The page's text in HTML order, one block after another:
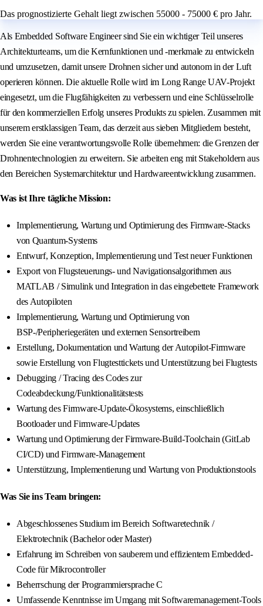
Das prognostizierte Gehalt liegt zwischen 55000 - 75000 € pro Jahr.
Als Embedded Software Engineer sind Sie ein wichtiger Teil unseres
Architekturteams, um die Kernfunktionen und -merkmale zu entwickeln
und umzusetzen, damit unsere Drohnen sicher und autonom in der Luft
operieren können. Die aktuelle Rolle wird im Long Range UAV-Projekt
eingesetzt, um die Flugfähigkeiten zu verbessern und eine Schlüsselrolle
für den kommerziellen Erfolg unseres Produkts zu spielen. Zusammen mit
unserem erstklassigen Team, das derzeit aus sieben Mitgliedern besteht,
werden Sie eine verantwortungsvolle Rolle übernehmen: die Grenzen der
Drohnentechnologien zu erweitern. Sie arbeiten eng mit Stakeholdern aus
den Bereichen Systemarchitektur und Hardwareentwicklung zusammen.
Was ist Ihre tägliche Mission:
Implementierung, Wartung und Optimierung des Firmware-Stacks
von Quantum-Systems
Entwurf, Konzeption, Implementierung und Test neuer Funktionen
Export von Flugsteuerungs- und Navigationsalgorithmen aus
MATLAB / Simulink und Integration in das eingebettete Framework
des Autopiloten
Implementierung, Wartung und Optimierung von
BSP-/Peripheriegeräten und externen Sensortreibern
Erstellung, Dokumentation und Wartung der Autopilot-Firmware
sowie Erstellung von Flugtesttickets und Unterstützung bei Flugtests
Debugging / Tracing des Codes zur
Codeabdeckung/Funktionalitätstests
Wartung des Firmware-Update-Ökosystems, einschließlich
Bootloader und Firmware-Updates
Wartung und Optimierung der Firmware-Build-Toolchain (GitLab
CI/CD) und Firmware-Management
Unterstützung, Implementierung und Wartung von Produktionstools
Was Sie ins Team bringen:
Abgeschlossenes Studium im Bereich Softwaretechnik /
Elektrotechnik (Bachelor oder Master)
Erfahrung im Schreiben von sauberem und effizientem Embedded-
Code für Mikrocontroller
Beherrschung der Programmiersprache C
Umfassende Kenntnisse im Umgang mit Softwaremanagement-Tools